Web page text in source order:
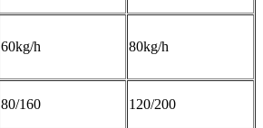
60kg/h 80kg/h
80/160 120/200